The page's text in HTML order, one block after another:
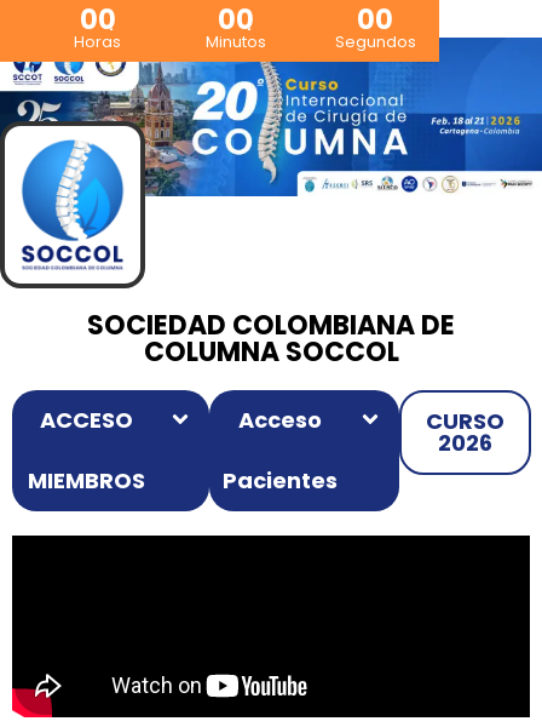
00
Horas
00
Minutos
00
Segundos
SOCIEDAD COLOMBIANA DE
COLUMNA SOCCOL
ACCESO
MIEMBROS
Acceso
Pacientes
CURSO
2026